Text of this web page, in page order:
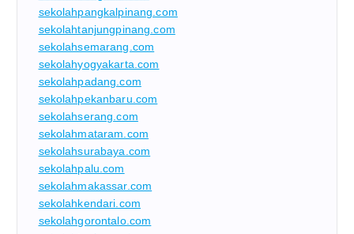
sekolahpangkalpinang.com
sekolahtanjungpinang.com
sekolahsemarang.com
sekolahyogyakarta.com
sekolahpadang.com
sekolahpekanbaru.com
sekolahserang.com
sekolahmataram.com
sekolahsurabaya.com
sekolahpalu.com
sekolahmakassar.com
sekolahkendari.com
sekolahgorontalo.com